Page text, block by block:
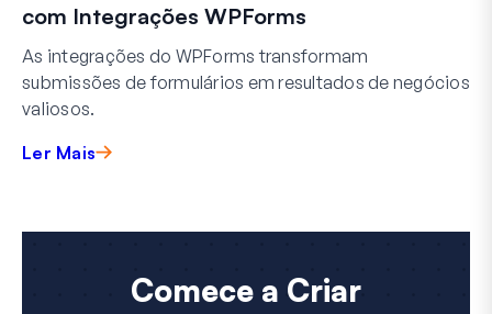
com Integrações WPForms
As integrações do WPForms transformam
submissões de formulários em resultados de negócios
valiosos.
Ler Mais
Comece a Criar